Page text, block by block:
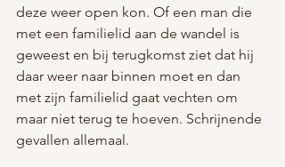
deze weer open kon. Of een man die
met een familielid aan de wandel is
geweest en bij terugkomst ziet dat hij
daar weer naar binnen moet en dan
met zijn familielid gaat vechten om
maar niet terug te hoeven. Schrijnende
gevallen allemaal.